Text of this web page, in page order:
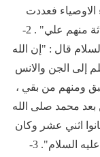
الاوصياء فعددت
اثني عشر أحدهم القائم، ثلاثة منهم محمد وثلاثة منهم علي" . 2-
قال : "إن الله
إلى الجن والانس
ومنهم من بقي ،
محمد صلى الله
اثني عشر وكان
أمير المؤمنين عليه السلام على سنة المسيح عليه السلام". 3-